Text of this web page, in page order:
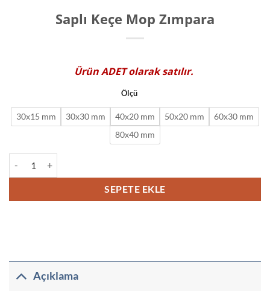
aldı
Saplı Keçe Mop Zımpara
ÜrünADETolarak satılır.
Ölçü
30x15 mm 30x30 mm 40x20 mm 50x20 mm
60x30 mm
80x40 mm
SEPETE EKLE
Açıklama